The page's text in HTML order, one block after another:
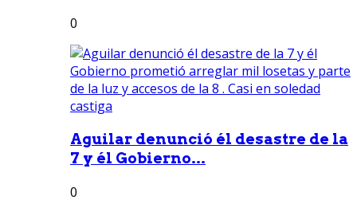
0
Aguilar denunció él desastre de la
7 y él Gobierno...
0